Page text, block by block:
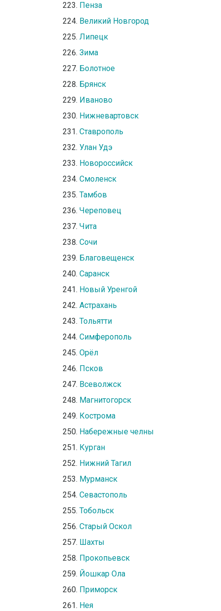
Пенза
Великий Новгород
Липецк
Зима
Болотное
Брянск
Иваново
Нижневартовск
Ставрополь
Улан Удэ
Новороссийск
Смоленск
Тамбов
Череповец
Чита
Сочи
Благовещенск
Саранск
Новый Уренгой
Астрахань
Тольятти
Симферополь
Орёл
Псков
Всеволжск
Магнитогорск
Кострома
Набережные челны
Курган
Нижний Тагил
Мурманск
Севастополь
Тобольск
Старый Оскол
Шахты
Прокопьевск
Йошкар Ола
Приморск
Нея